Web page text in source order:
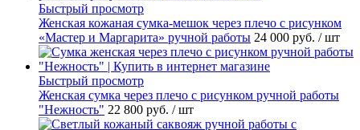
Быстрый просмотр
Женская кожаная сумка-мешок через плечо с рисунком
«Мастер и Маргарита» ручной работы 24 000 руб. / шт
Быстрый просмотр
Женская сумка через плечо с рисунком ручной работы
"Нежность" 22 800 руб. / шт